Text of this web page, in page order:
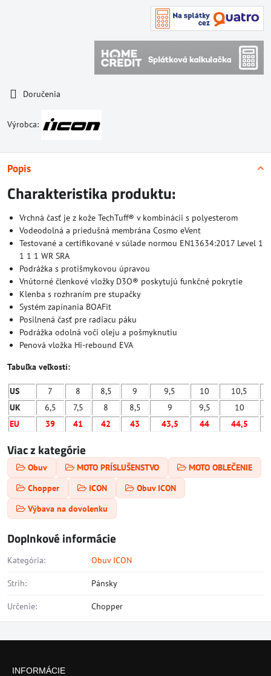
Doručenia
Výrobca:
Popis
Charakteristika produktu:
Vrchná časť je z kože TechTuff® v kombinácii s polyesterom
Vodeodolná a priedušná membrána Cosmo eVent
Testované a certifikované v súlade normou EN13634:2017 Level 1
1 1 1 WR SRA
Podrážka s protišmykovou úpravou
Vnútorné členkové vložky D3O® poskytujú funkčné pokrytie
Klenba s rozhraním pre stupačky
Systém zapínania BOAFit
Posilnená časť pre radiacu páku
Podrážka odolná voči oleju a pošmyknutiu
Penová vložka Hi-rebound EVA
Tabuľka veľkostí:
US 7 8 8,5 9 9,5 10
10,5
UK
6,5 7,5 8 8,5 9 9,5
10
EU
39 41 42 43 43,5 44 44,5
Viac z kategórie
Obuv MOTO PRÍSLUŠENSTVO
MOTO OBLEČENIE
Chopper
ICON
Obuv ICON
Výbava na dovolenku
Doplnkové informácie
Kategória: Obuv ICON
Strih: Pánsky
Určenie: Chopper
INFORMÁCIE